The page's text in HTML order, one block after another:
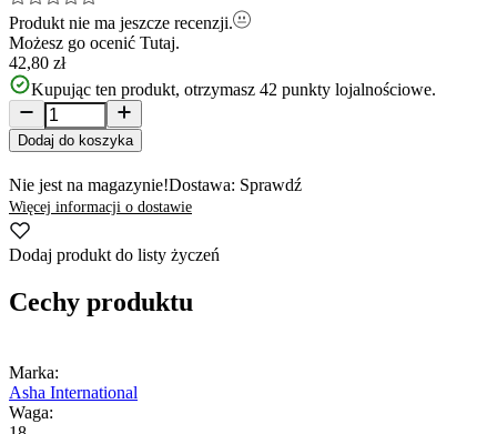
Produkt nie ma jeszcze recenzji.
Możesz go ocenić Tutaj.
42,80 zł
Kupując ten produkt, otrzymasz 42 punkty lojalnościowe.
Dodaj do koszyka
Nie jest na magazynie!Dostawa: Sprawdź
Więcej informacji o dostawie
Dodaj produkt do listy życzeń
Cechy produktu
Marka:
Asha International
Waga: